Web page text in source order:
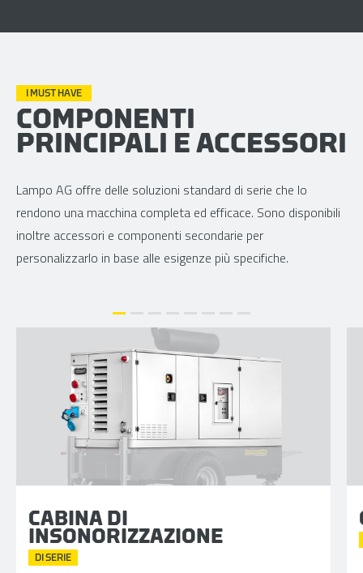
I MUST HAVE
COMPONENTI
PRINCIPALI E ACCESSORI
Lampo AG offre delle soluzioni standard di serie che lo
rendono una macchina completa ed efficace. Sono disponibili
inoltre accessori e componenti secondarie per
personalizzarlo in base alle esigenze più specifiche.
CABINA DI
INSONORIZZAZIONE
DI SERIE